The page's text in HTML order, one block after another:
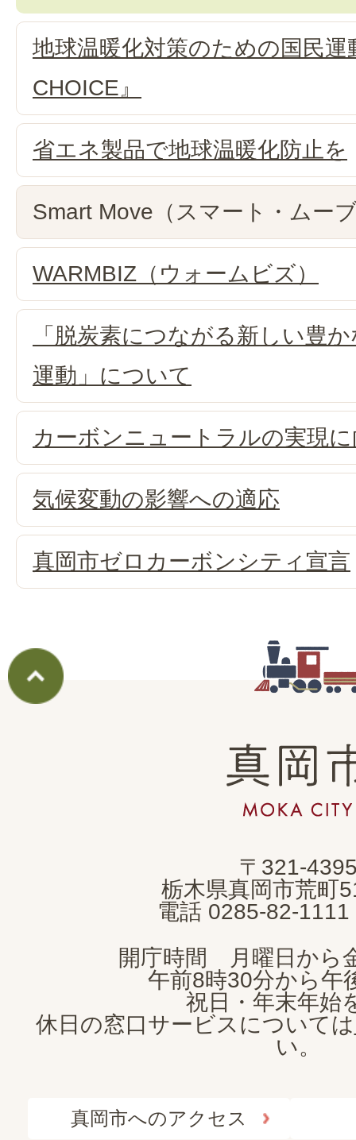
地球温暖化対策のための国民運
CHOICE』
省エネ製品で地球温暖化防止を
Smart Move（スマート・ムー
WARMBIZ（ウォームビズ）
「脱炭素につながる新しい豊
運動」について
カーボンニュートラルの実現
気候変動の影響への適応
真岡市ゼロカーボンシティ宣言
真
岡
市
CITY
〒321-
栃木県真岡市荒町
電話 0285-82-1111
開庁時間 月曜日から
午前8時30分から午
祝日・年末年始
休日の窓口サービスについては
い。
真岡市へのアクセス